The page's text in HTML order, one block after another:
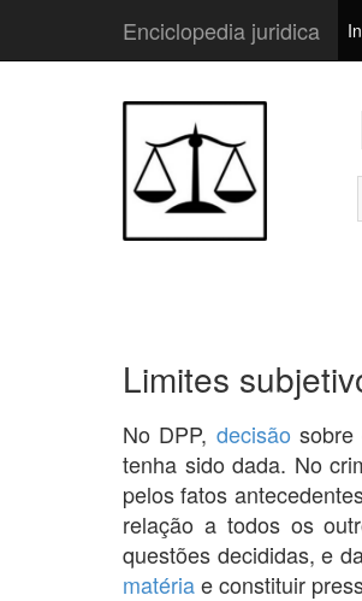
Enciclopedia juridica
Limites
No DPP, decisão
tenha sido dada. No
pelos fatos
relação a todos os
questões decididas, e
matériae constituir